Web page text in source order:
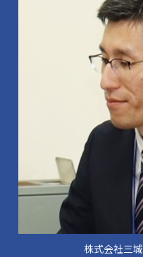
株式会社三